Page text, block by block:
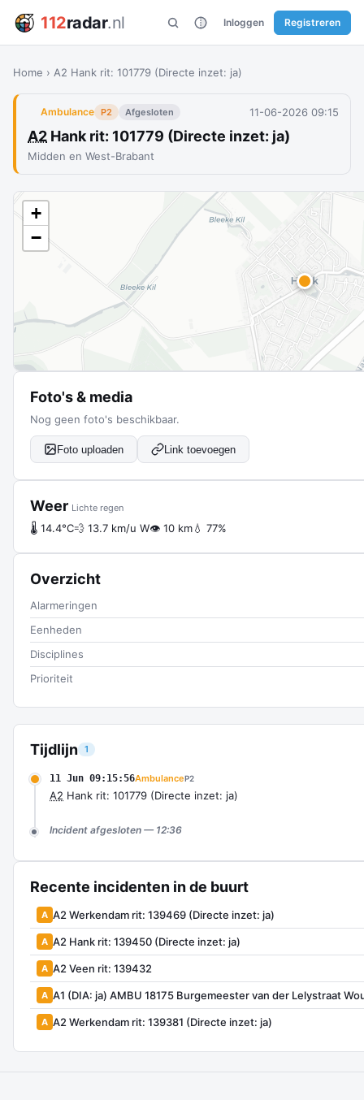
112radar.nl Inloggen Registreren
Home › A2 Hank rit: 101779 (Directe inzet: ja)
Ambulance P2 Afgesloten 11-06-2026 09:15
A2 Hank rit: 101779 (Directe inzet: ja)
Midden en West-Brabant
Tijdlijn 1
11 Jun 09:15:56AmbulanceP2
A2 Hank rit: 101779 (Directe inzet: ja)
Incident afgesloten — 12:36
Recente incidenten in de buurt
A A2 Werkendam rit: 139469 (Directe inzet: ja)
A A2 Hank rit: 139450 (Directe inzet: ja)
A A2 Veen rit: 139432
A A1 (DIA: ja) AMBU 18175 Burgemeester van der Lelystraat
A A2 Werkendam rit: 139381 (Directe inzet: ja)
+
−
Foto's & media
Nog geen foto's beschikbaar.
Foto uploaden Link toevoegen
Weer Lichte regen
🌡 14.4°C💨 13.7 km/u W👁 10 km💧 77%
Overzicht
Alarmeringen
Eenheden
Disciplines
Prioriteit